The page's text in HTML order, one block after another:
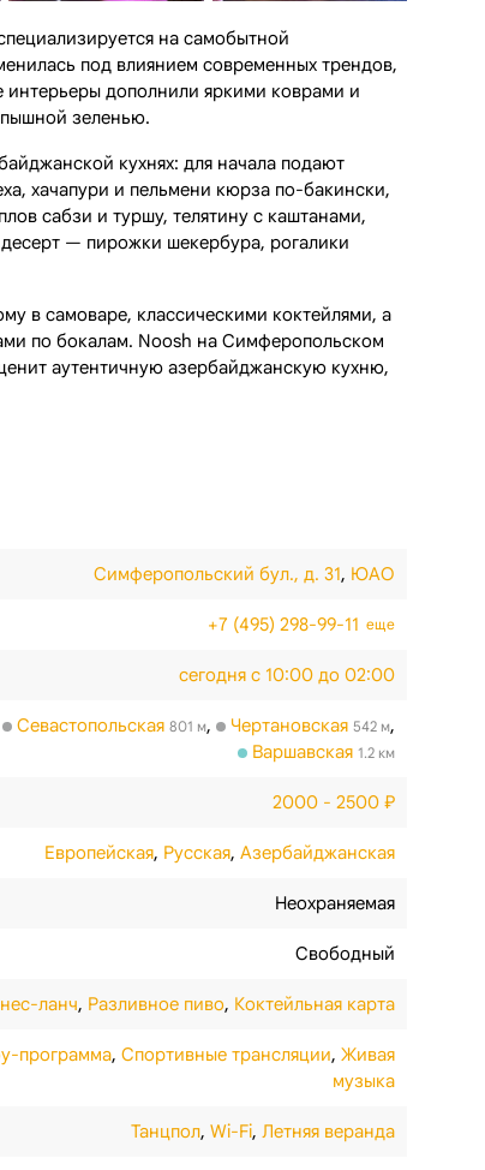
на самобытной
под влиянием современных трендов,
дополнили яркими коврами и
зеленью.
кухнях: для начала подают
хачапури и пельмени кюрза по-бакински,
сабзи и туршу, телятину с каштанами,
— пирожки шекербура, рогалики
в самоваре, классическими коктейлями, а
по бокалам. Noosh на Симферопольском
аутентичную азербайджанскую кухню,
Симферопольский бул., д. 31, ЮАО
еще
+7 (495) 298-99-11
сегодня с 10:00 до 02:00
Севастопольская 801 м, Чертановская 542 м,
Варшавская 1.2 км
2000 - 2500 ₽
Европейская, Русская, Азербайджанская
Неохраняемая
Свободный
ланч, Разливное пиво, Коктейльная карта
программа, Спортивные трансляции, Живая
музыка
Танцпол, Wi-Fi, Летняя веранда